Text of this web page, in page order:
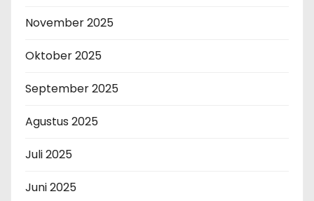
November 2025
Oktober 2025
September 2025
Agustus 2025
Juli 2025
Juni 2025